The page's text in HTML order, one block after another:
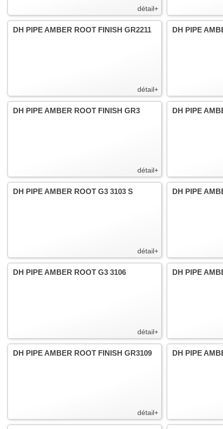
détail+
détail+
DH PIPE AMBER ROOT FINISH GR2211 DH PIPE
détail+
DH PIPE AMBER ROOT FINISH GR3 DH PIPE
détail+
DH PIPE AMBER ROOT G3 3103 S DH PIPE
détail+
DH PIPE AMBER ROOT G3 3106 DH PIPE
détail+
DH PIPE AMBER ROOT FINISH GR3109 DH PIPE